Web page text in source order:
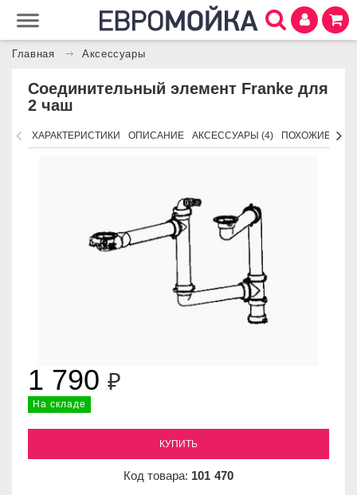
Главная Аксессуары
Соединительный элемент Franke для
2 чаш
ХАРАКТЕРИСТИКИ ОПИСАНИЕ АКСЕССУАРЫ (4) ПОХОЖИЕ
1 790 ₽
На складе
КУПИТЬ
Код товара: 101 470